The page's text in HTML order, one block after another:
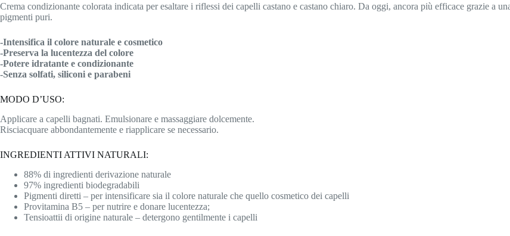
Crema condizionante colorata indicata per esaltare i riflessi dei capelli castano e castano chiaro. Da oggi, ancora più efficace grazie a
pigmenti puri.
-Intensifica il colore naturale e cosmetico
-Preserva la lucentezza del colore
-Potere idratante e condizionante
-Senza solfati, siliconi e parabeni
MODO D’USO:
Applicare a capelli bagnati. Emulsionare e massaggiare dolcemente.
Risciacquare abbondantemente e riapplicare se necessario.
INGREDIENTI ATTIVI NATURALI:
88% di ingredienti derivazione naturale
97% ingredienti biodegradabili
Pigmenti diretti – per intensificare sia il colore naturale che quello cosmetico dei capelli
Provitamina B5 – per nutrire e donare lucentezza;
Tensioattii di origine naturale – detergono gentilmente i capelli